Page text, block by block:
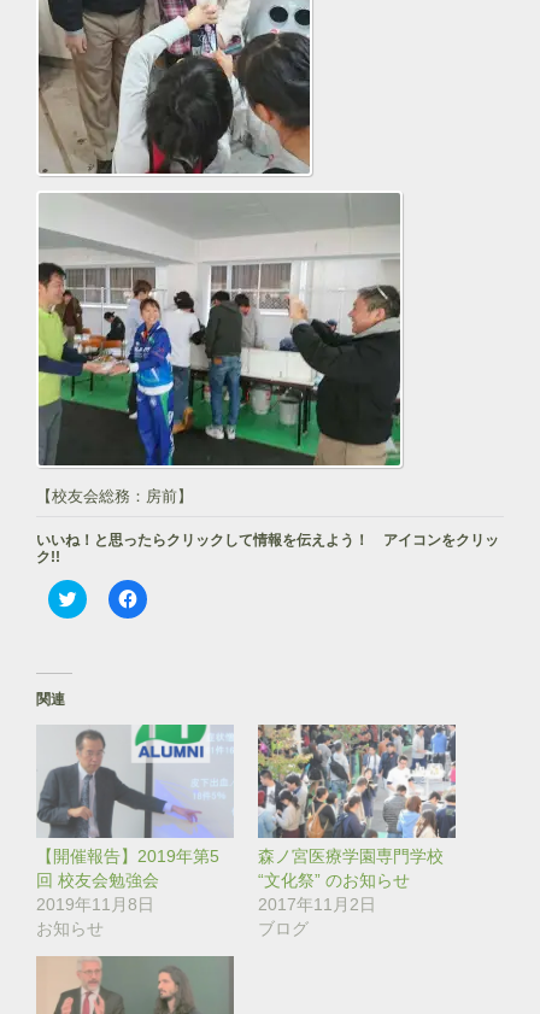
【校友会総務：房前】
いいね！と思ったらクリックして情報を伝えよう！ アイコンをクリッ
ク!!
ク
リ
i
t
t
e
r
で
共
有
(
新
し
い
ウ
ィ
ン
ド
ウ
で
開
F
a
で
共
有
す
に
は
ク
リ
ッ
ク
し
て
さ
関連
【開催報告】2019年第5
回 校友会勉強会
2019年11月8日
お知らせ
森ノ宮医療学園専門学校
“文化祭” のお知らせ
2017年11月2日
ブログ